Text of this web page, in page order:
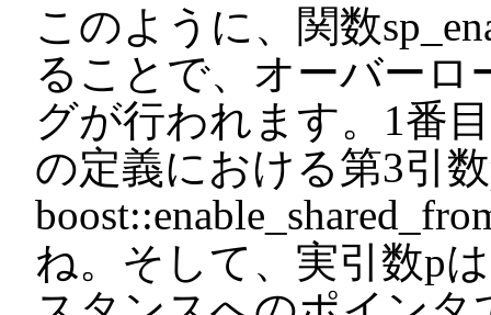
このように、関数
ることで、オーバー
グが行われます。1番目
の定義における第3引
ね。そして、実引数p